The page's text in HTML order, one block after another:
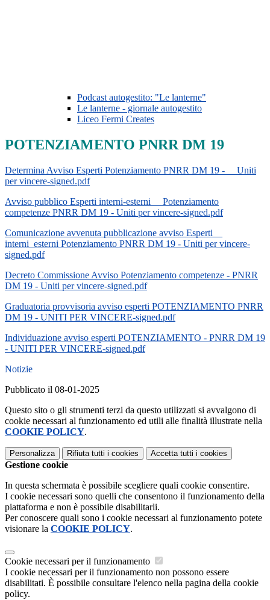
Podcast autogestito: "Le lanterne"
Le lanterne - giornale autogestito
Liceo Fermi Creates
POTENZIAMENTO PNRR DM 19
Determina Avviso Esperti Potenziamento PNRR DM 19 -__ Uniti
per vincere-signed.pdf
Avviso pubblico Esperti interni-esterni__ Potenziamento
competenze PNRR DM 19 - Uniti per vincere-signed.pdf
Comunicazione avvenuta pubblicazione avviso Esperti__
interni_esterni Potenziamento PNRR DM 19 - Uniti per vincere-
signed.pdf
Decreto Commissione Avviso Potenziamento competenze - PNRR
DM 19 - Uniti per vincere-signed.pdf
Graduatoria provvisoria avviso esperti POTENZIAMENTO PNRR
DM 19 - UNITI PER VINCERE-signed.pdf
Individuazione avviso esperti POTENZIAMENTO - PNRR DM 19
- UNITI PER VINCERE-signed.pdf
Notizie
Pubblicato il 08-01-2025
Questo sito o gli strumenti terzi da questo utilizzati si avvalgono di
cookie necessari al funzionamento ed utili alle finalità illustrate nella
COOKIE POLICY.
Personalizza Rifiuta tutti i cookies Accetta tutti i cookies
Gestione cookie
In questa schermata è possibile scegliere quali cookie consentire.
I cookie necessari sono quelli che consentono il funzionamento della
piattaforma e non è possibile disabilitarli.
Per conoscere quali sono i cookie necessari al funzionamento potete
visionare la COOKIE POLICY.
Cookie necessari per il funzionamento
I cookie necessari per il funzionamento non possono essere
disabilitati. È possibile consultare l'elenco nella pagina della cookie
policy.